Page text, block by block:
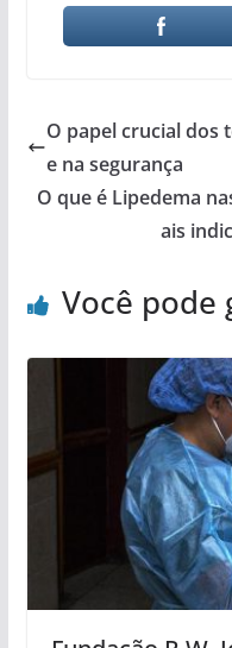
O papel crucial dos
e na segurança
O que é Lipedema
ais
Você pode